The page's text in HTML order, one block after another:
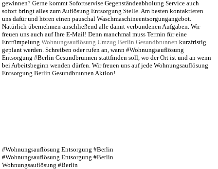
gewinnen? Gerne kommt Sofortservise Gegenständeabholung Service auch
sofort bringt alles zum Auflösung Entsorgung Stelle. Am besten kontaktieren
uns dafür und hören einen pauschal Waschmaschineentsorgungangebot.
Natürlich übernehmen anschließend alle damit verbundenen Aufgaben. Wir
freuen uns auch auf Ihre E-Mail! Denn manchmal muss Termin für eine
Entrümpelung Wohnungsauflösung Umzug Berlin Gesundbrunnen kurzfristig
geplant werden. Schreiben oder rufen an, wann #Wohnungsauflösung
Entsorgung #Berlin Gesundbrunnen stattfinden soll, wo der Ort ist und an wenn
bei Arbeitsbeginn wenden dürfen. Wir freuen uns auf jede Wohnungsauflösung
Entsorgung Berlin Gesundbrunnen Aktion!
#Wohnungsauflösung Entsorgung #Berlin
#Wohnungsauflösung Entsorgung #Berlin
Wohnungsauflösung #Berlin